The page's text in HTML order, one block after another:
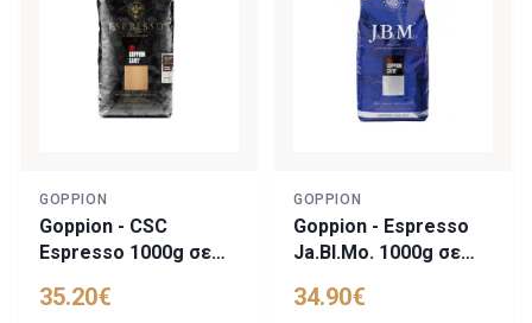
GOPPION
Goppion - CSC
Espresso 1000g σε
35.20€
GOPPION
Goppion - Espresso
Ja.Bl.Mo. 1000g σε
34.90€